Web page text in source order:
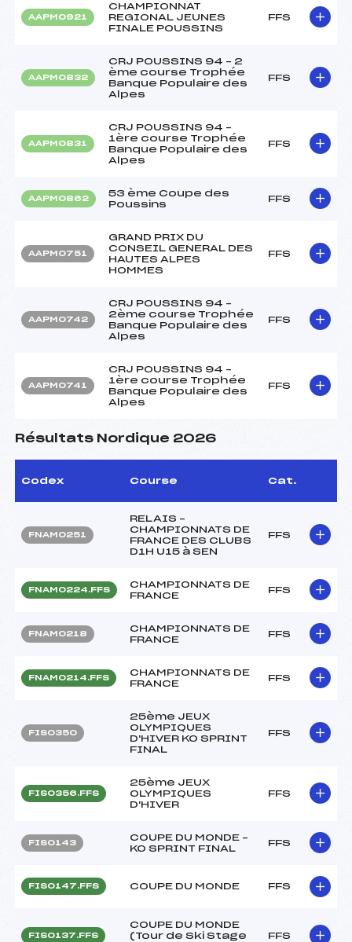
AAPM0921
CHAMPIONNAT
REGIONAL JEUNES
FINALE POUSSINS
FFS
AAPM0832
CRJ POUSSINS 94 – 2
ème course Trophée
Banque Populaire des
Alpes
FFS
AAPM0831
CRJ POUSSINS 94 –
1ère course Trophée
Banque Populaire des
Alpes
FFS
AAPM0862
53 ème Coupe des
Poussins
FFS
AAPM0751
GRAND PRIX DU
CONSEIL GENERAL DES
HAUTES ALPES
HOMMES
FFS
AAPM0742
CRJ POUSSINS 94 –
2ème course Trophée
Banque Populaire des
Alpes
FFS
AAPM0741
CRJ POUSSINS 94 –
1ère course Trophée
Banque Populaire des
Alpes
FFS
Résultats Nordique 2026
Codex Course Cat.
FNAM0251
RELAIS –
CHAMPIONNATS DE
FRANCE DES CLUBS
D1H U15 à SEN
FFS
FNAM0224.FFS
CHAMPIONNATS DE
FRANCE
FFS
FNAM0218
CHAMPIONNATS DE
FRANCE
FFS
FNAM0214.FFS
CHAMPIONNATS DE
FRANCE
FFS
FIS0350
25ème JEUX
OLYMPIQUES
D'HIVER KO SPRINT
FINAL
FFS
FIS0356.FFS
25ème JEUX
OLYMPIQUES
D'HIVER
FFS
FIS0143
COUPE DU MONDE –
KO SPRINT FINAL
FFS
FIS0147.FFS COUPE DU MONDE FFS
FIS0137.FFS
COUPE DU MONDE
(Tour de Ski Stage
FFS